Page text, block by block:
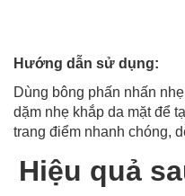
Hướng dẫn sử dụng:
Dùng bông phấn nhấn
dặm nhẹ khắp da mặt để
trang điểm nhanh chóng,
Hiệu quả